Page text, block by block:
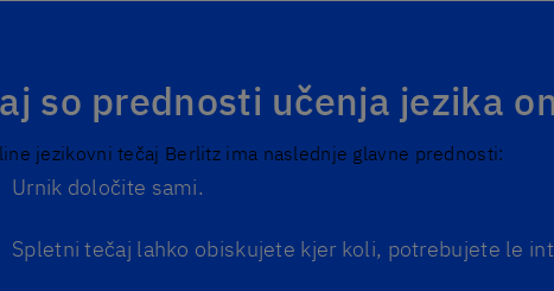
so prednosti učenja jezika
jezikovni tečaj Berlitz ima naslednje glavne prednosti:
Urnik določite sami.
Spletni tečaj lahko obiskujete kjer koli, potrebujete le